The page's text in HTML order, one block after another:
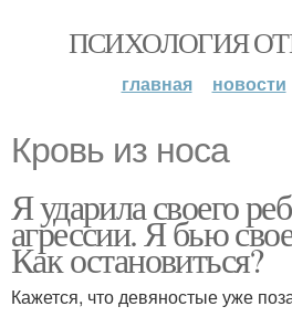
ПСИХОЛОГИЯ
главная новости
Кровь из носа
Я ударила своего
агрессии. Я бью
Как остановиться?
Кажется, что девяностые уже